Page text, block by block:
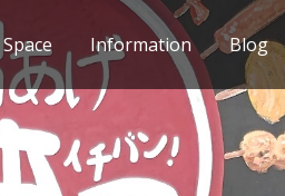
Space Information Blog